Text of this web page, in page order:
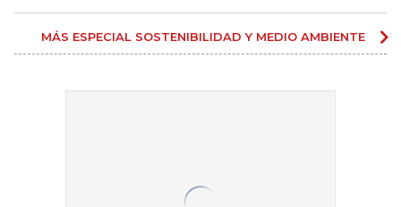
MÁS ESPECIAL SOSTENIBILIDAD Y MEDIO AMBIENTE